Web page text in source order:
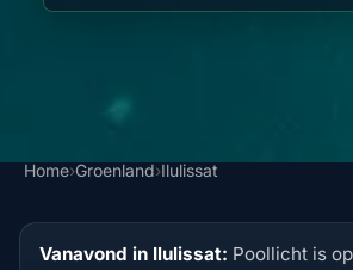
Home›Groenland›Ilulissat
Vanavond in Ilulissat: Poollicht is